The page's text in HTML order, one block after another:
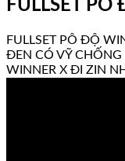
FULLSET PÔ
FULLSET PÔ ĐỘ
ĐEN CÓ VỸ
WINNER X ĐI ZIN